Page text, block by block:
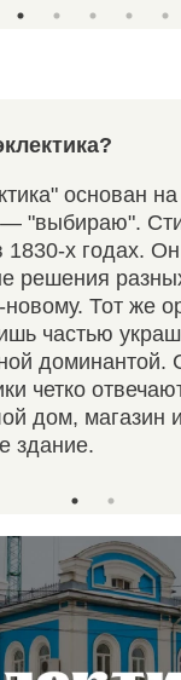
основан на
"выбираю".
1830-х годах. Он
решения
Тот же
частью
доминантой.
четко
дом, магазин
здание.